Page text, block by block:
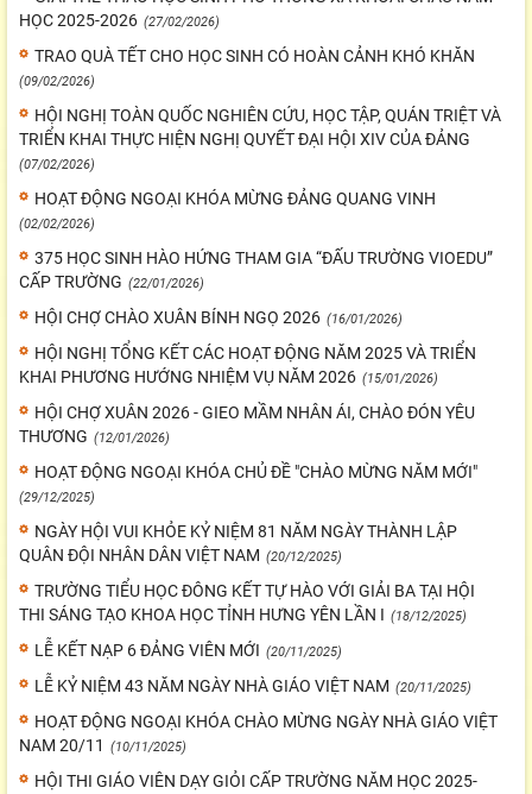
HỌC 2025-2026 (27/02/2026)
TRAO QUÀ TẾT CHO HỌC SINH CÓ HOÀN CẢNH KHÓ KHĂN
(09/02/2026)
HỘI NGHỊ TOÀN QUỐC NGHIÊN CỨU, HỌC TẬP, QUÁN TRIỆT VÀ
TRIỂN KHAI THỰC HIỆN NGHỊ QUYẾT ĐẠI HỘI XIV CỦA ĐẢNG
(07/02/2026)
HOẠT ĐỘNG NGOẠI KHÓA MỪNG ĐẢNG QUANG VINH
(02/02/2026)
375 HỌC SINH HÀO HỨNG THAM GIA “ĐẤU TRƯỜNG VIOEDU”
CẤP TRƯỜNG (22/01/2026)
HỘI CHỢ CHÀO XUÂN BÍNH NGỌ 2026 (16/01/2026)
HỘI NGHỊ TỔNG KẾT CÁC HOẠT ĐỘNG NĂM 2025 VÀ TRIỂN
KHAI PHƯƠNG HƯỚNG NHIỆM VỤ NĂM 2026 (15/01/2026)
HỘI CHỢ XUÂN 2026 - GIEO MẦM NHÂN ÁI, CHÀO ĐÓN YÊU
THƯƠNG (12/01/2026)
HOẠT ĐỘNG NGOẠI KHÓA CHỦ ĐỀ "CHÀO MỪNG NĂM MỚI"
(29/12/2025)
NGÀY HỘI VUI KHỎE KỶ NIỆM 81 NĂM NGÀY THÀNH LẬP
QUÂN ĐỘI NHÂN DÂN VIỆT NAM (20/12/2025)
TRƯỜNG TIỂU HỌC ĐÔNG KẾT TỰ HÀO VỚI GIẢI BA TẠI HỘI
THI SÁNG TẠO KHOA HỌC TỈNH HƯNG YÊN LẦN I (18/12/2025)
LỄ KẾT NẠP 6 ĐẢNG VIÊN MỚI (20/11/2025)
LỄ KỶ NIỆM 43 NĂM NGÀY NHÀ GIÁO VIỆT NAM (20/11/2025)
HOẠT ĐỘNG NGOẠI KHÓA CHÀO MỪNG NGÀY NHÀ GIÁO VIỆT
NAM 20/11
(10/11/2025)
HỘI THI GIÁO VIÊN DẠY GIỎI CẤP TRƯỜNG NĂM HỌC 2025-